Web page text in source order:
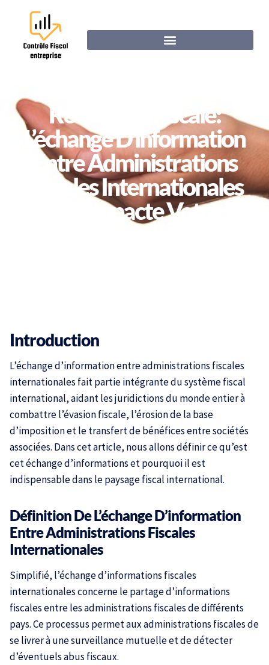
Révolution Fiscale:
L’échange D’information
Entre Administrations
Fiscales Internationales
Qui Impacte Votre
Entreprise
Introduction
L’échange d’information entre administrations fiscales
internationales fait partie intégrante du système fiscal
international, aidant les juridictions du monde entier à
combattre l’évasion fiscale, l’érosion de la base
d’imposition et le transfert de bénéfices entre sociétés
associées. Dans cet article, nous allons définir ce qu’est
cet échange d’informations et pourquoi il est
indispensable dans le paysage fiscal international.
Définition De L’échange D’information
Entre Administrations Fiscales
Internationales
Simplifié, l’échange d’informations fiscales
internationales concerne le partage d’informations
fiscales entre les administrations fiscales de différents
pays. Ce processus permet aux administrations fiscales de
se livrer à une surveillance mutuelle et de détecter
d’éventuels abus fiscaux.